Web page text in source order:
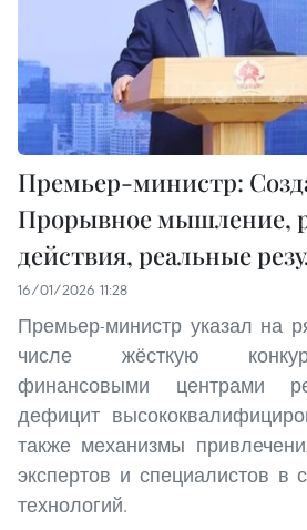
Премьер-министр:
Прорывное мышление,
действия, реальные
16/01/2026 11:28
Премьер-министр указал на
числе жёсткую
финансовыми центрами
дефицит
также механизмы
экспертов и специалистов
технологий.